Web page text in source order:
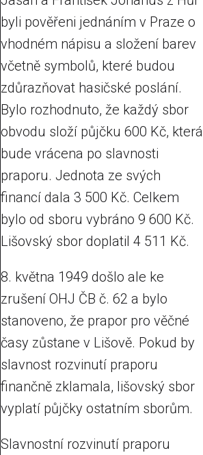
byli pověřeni jednáním v Praze o
vhodném nápisu a složení barev
včetně symbolů, které budou
zdůrazňovat hasičské poslání.
Bylo rozhodnuto, že každý sbor
obvodu složí půjčku 600 Kč, která
bude vrácena po slavnosti
praporu. Jednota ze svých
financí dala 3 500 Kč. Celkem
bylo od sboru vybráno 9 600 Kč.
Lišovský sbor doplatil 4 511 Kč.
8. května 1949 došlo ale ke
zrušení OHJ ČB č. 62 a bylo
stanoveno, že prapor pro věčné
časy zůstane v Lišově. Pokud by
slavnost rozvinutí praporu
finančně zklamala, lišovský sbor
vyplatí půjčky ostatním sborům.
Slavnostní rozvinutí praporu